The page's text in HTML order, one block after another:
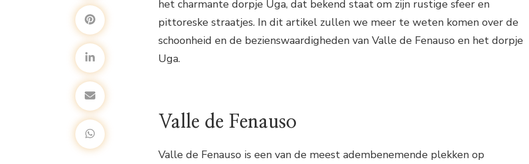
het charmante dorpje Uga, dat bekend staat om zijn rustige sfeer en
pittoreske straatjes. In dit artikel zullen we meer te weten komen over de
schoonheid en de bezienswaardigheden van Valle de Fenauso en het dorpje
Uga.
Valle de Fenauso
Valle de Fenauso is een van de meest adembenemende plekken op